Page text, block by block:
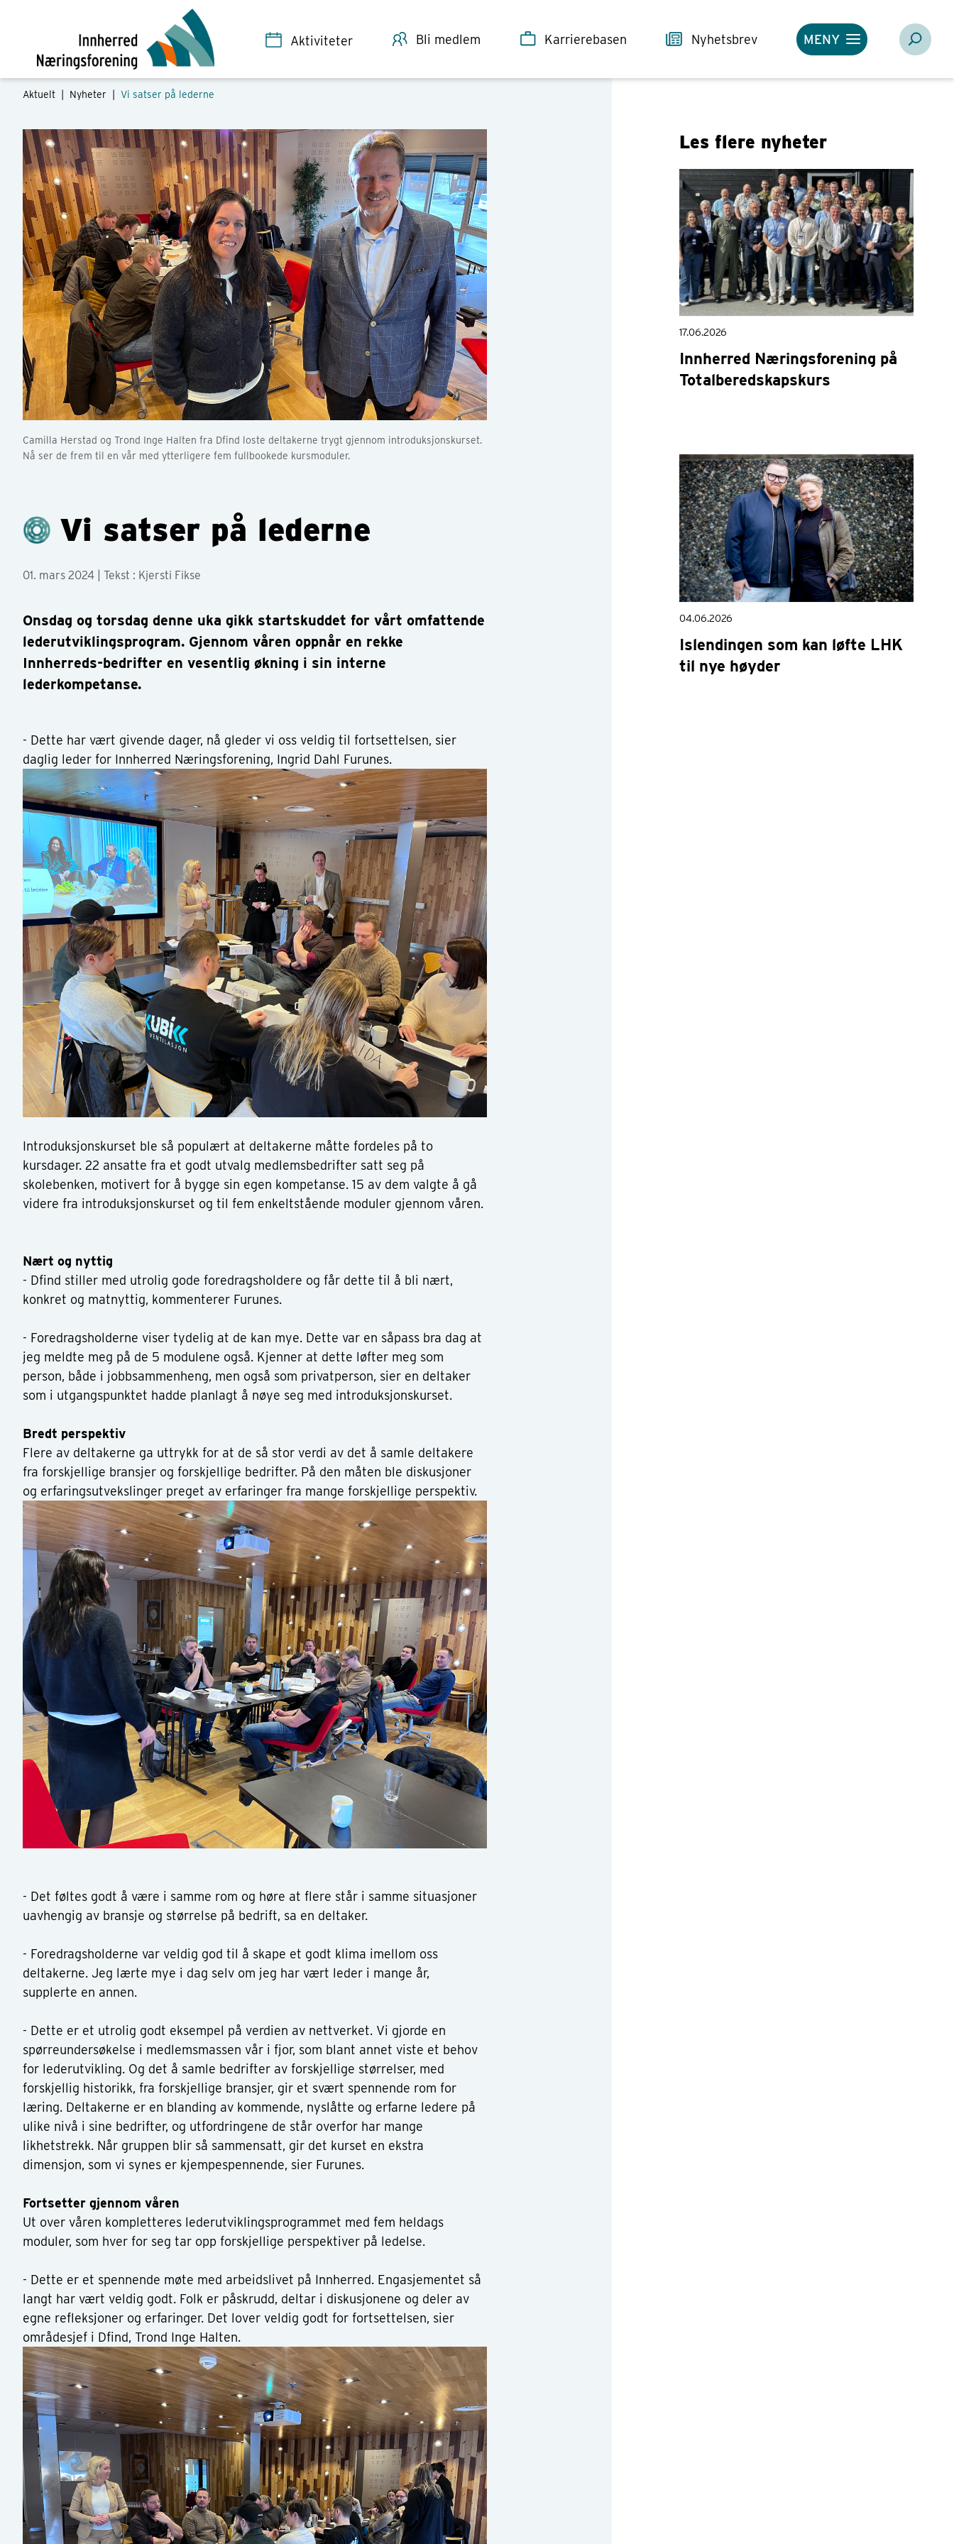
Aktiviteter Bli medlem Karrierebasen Nyhetsbrev MENY
Aktuelt | Nyheter Vi satser på lederne
Camilla Herstad og Trond Inge Halten fra Dfind loste deltakerne trygt gjennom introduksjonskurset.
Nå ser de frem til en vår med ytterligere fem fullbookede kursmoduler.
Vi satser på lederne
01. mars 2024 | Tekst : Kjersti Fikse
Onsdag og torsdag denne uka gikk startskuddet for vårt omfattende
lederutviklingsprogram. Gjennom våren oppnår en rekke
Innherreds-bedrifter en vesentlig økning i sin interne
lederkompetanse.
- Dette har vært givende dager, nå gleder vi oss veldig til fortsettelsen, sier
daglig leder for Innherred Næringsforening, Ingrid Dahl Furunes.
Introduksjonskurset ble så populært at deltakerne måtte fordeles på to
kursdager. 22 ansatte fra et godt utvalg medlemsbedrifter satt seg på
skolebenken, motivert for å bygge sin egen kompetanse. 15 av dem valgte å gå
videre fra introduksjonskurset og til fem enkeltstående moduler gjennom våren.
Nært og nyttig
- Dfind stiller med utrolig gode foredragsholdere og får dette til å bli nært,
konkret og matnyttig, kommenterer Furunes.
- Foredragsholderne viser tydelig at de kan mye. Dette var en såpass bra dag at
jeg meldte meg på de 5 modulene også. Kjenner at dette løfter meg som
person, både i jobbsammenheng, men også som privatperson, sier en deltaker
som i utgangspunktet hadde planlagt å nøye seg med introduksjonskurset.
Bredt perspektiv
Flere av deltakerne ga uttrykk for at de så stor verdi av det å samle deltakere
fra forskjellige bransjer og forskjellige bedrifter. På den måten ble diskusjoner
og erfaringsutvekslinger preget av erfaringer fra mange forskjellige perspektiv.
- Det føltes godt å være i samme rom og høre at flere står i samme situasjoner
uavhengig av bransje og størrelse på bedrift, sa en deltaker.
- Foredragsholderne var veldig god til å skape et godt klima imellom oss
deltakerne. Jeg lærte mye i dag selv om jeg har vært leder i mange år,
supplerte en annen.
- Dette er et utrolig godt eksempel på verdien av nettverket. Vi gjorde en
spørreundersøkelse i medlemsmassen vår i fjor, som blant annet viste et behov
for lederutvikling. Og det å samle bedrifter av forskjellige størrelser, med
forskjellig historikk, fra forskjellige bransjer, gir et svært spennende rom for
læring. Deltakerne er en blanding av kommende, nyslåtte og erfarne ledere på
ulike nivå i sine bedrifter, og utfordringene de står overfor har mange
likhetstrekk. Når gruppen blir så sammensatt, gir det kurset en ekstra
dimensjon, som vi synes er kjempespennende, sier Furunes.
Fortsetter gjennom våren
Ut over våren kompletteres lederutviklingsprogrammet med fem heldags
moduler, som hver for seg tar opp forskjellige perspektiver på ledelse.
- Dette er et spennende møte med arbeidslivet på Innherred. Engasjementet så
langt har vært veldig godt. Folk er påskrudd, deltar i diskusjonene og deler av
egne refleksjoner og erfaringer. Det lover veldig godt for fortsettelsen, sier
områdesjef i Dfind, Trond Inge Halten.
Les flere nyheter
17.06.2026
Innherred Næringsforening på
Totalberedskapskurs
04.06.2026
Islendingen som kan løfte LHK
til nye høyder